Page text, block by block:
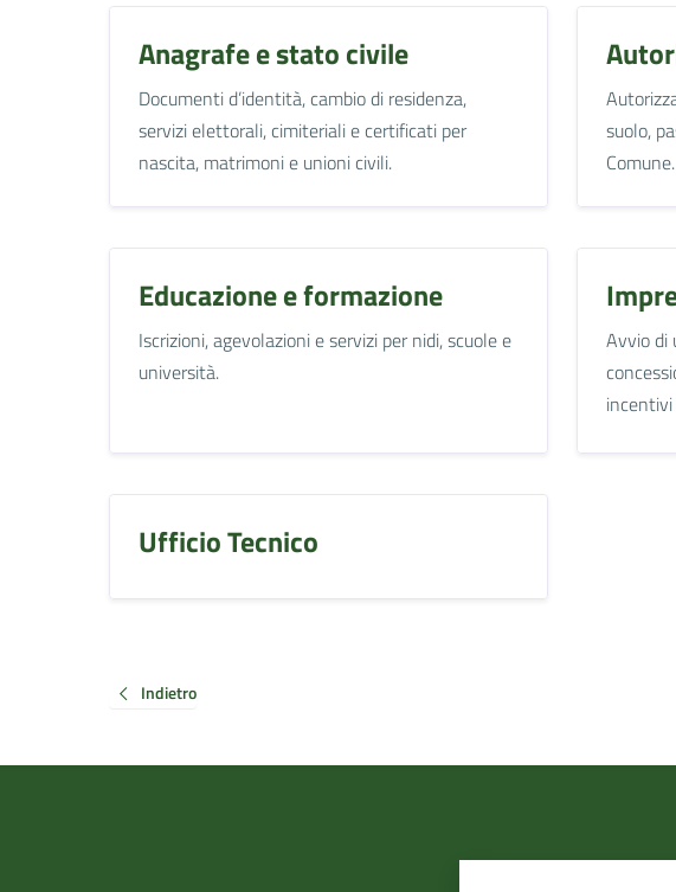
Anagrafe e stato civile
Documenti d’identità, cambio di residenza,
servizi elettorali, cimiteriali e certificati per
nascita, matrimoni e unioni civili.
suolo,
Comune.
Educazione e formazione
Iscrizioni, agevolazioni e servizi per nidi, scuole e
università.
Avvio di
Ufficio Tecnico
Indietro